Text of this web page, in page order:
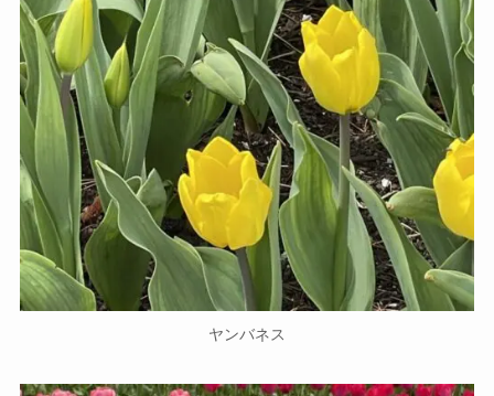
ヤンバネス